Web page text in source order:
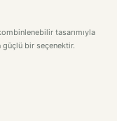
tasarımıyla
güçlü bir seçenektir.